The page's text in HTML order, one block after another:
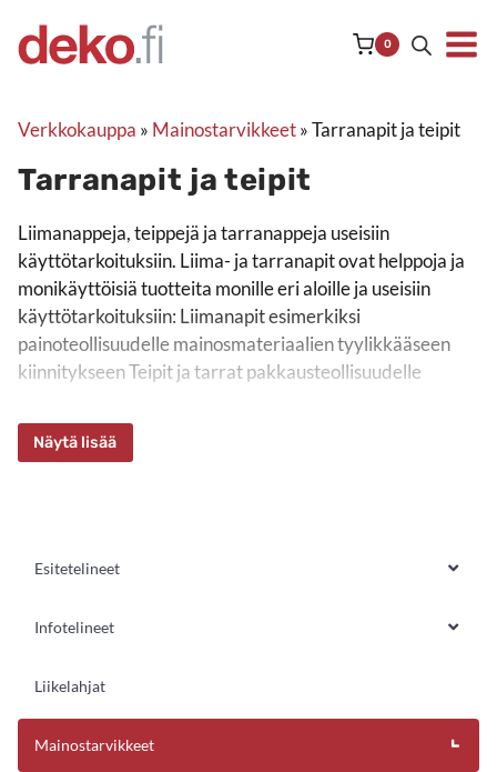
sisältöön
0
Verkkokauppa » Mainostarvikkeet»Tarranapit ja teipit
Tarranapit ja teipit
Liimanappeja, teippejä ja tarranappeja useisiin
käyttötarkoituksiin. Liima- ja tarranapit ovat helppoja ja
monikäyttöisiä tuotteita monille eri aloille ja useisiin
käyttötarkoituksiin: Liimanapit esimerkiksi
painoteollisuudelle mainosmateriaalien tyylikkääseen
kiinnitykseen Teipit ja tarrat pakkausteollisuudelle
Näytä lisää
Esitetelineet
Infotelineet
Liikelahjat
Mainostarvikkeet